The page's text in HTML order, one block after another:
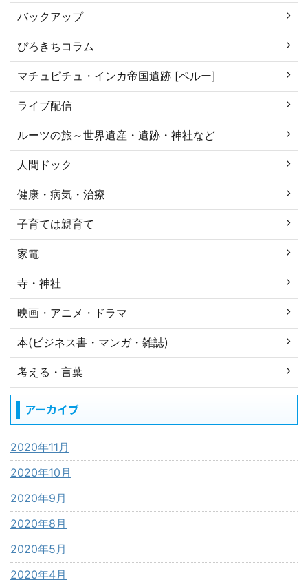
バックアップ
ぴろきちコラム
マチュピチュ・インカ帝国遺跡 [ペルー]
ライブ配信
ルーツの旅～世界遺産・遺跡・神社など
人間ドック
健康・病気・治療
子育ては親育て
家電
寺・神社
映画・アニメ・ドラマ
本(ビジネス書・マンガ・雑誌)
考える・言葉
アーカイブ
2020年11月
2020年10月
2020年9月
2020年8月
2020年5月
2020年4月